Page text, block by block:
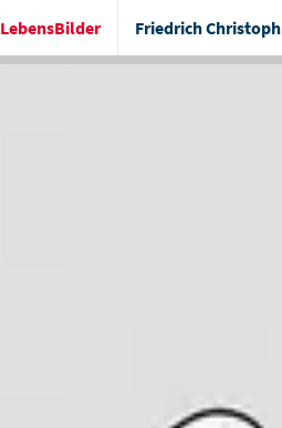
LebensBilder Friedrich Christoph